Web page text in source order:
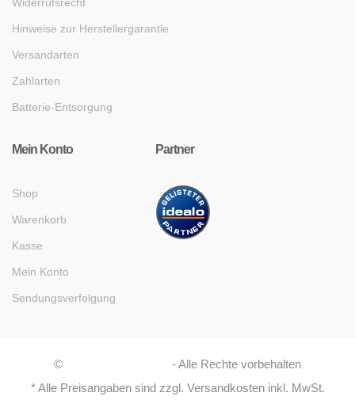
Hinweise zur Herstellergarantie
Versandarten
Zahlarten
Batterie-Entsorgung
Mein Konto
Shop
Warenkorb
Kasse
Mein Konto
Sendungsverfolgung
Partner
©
- Alle Rechte vorbehalten
* Alle Preisangaben sind zzgl. Versandkosten inkl. MwSt.